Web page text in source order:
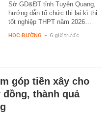
Sở GD&ĐT tỉnh Tuyên Quang,
hướng dẫn tổ chức thi lại kì thi
tốt nghiệp THPT năm 2026…
HỌC ĐƯỜNG - 6 giờ trước
góp tiền xây cho
đồng, thành quả